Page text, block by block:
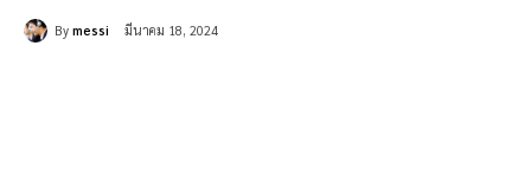
By messi มีนาคม 18, 2024